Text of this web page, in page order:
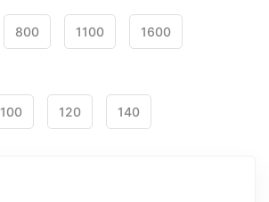
800 1100 1600
100 120 140